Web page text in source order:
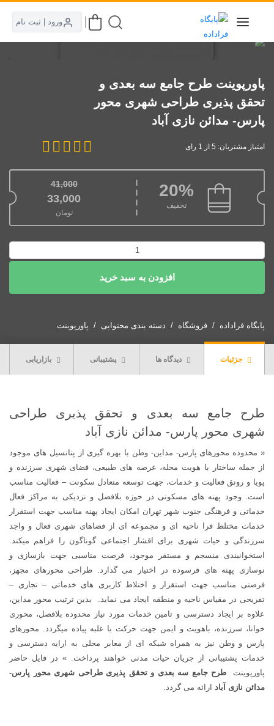
ورود | ثبت نام
پاورپوینت طرح جامع سه بعدی و
تحقق پذیری طراحی شهری محور
پارس- مدائن نازی آباد
امتیاز مشتریان: 5 از 1 رای
20%
تخفیف
41,000
قیمت اصلی: 41,000تومان بود.
33,000
تومان
قیمت فعلی: 33,000تومان.
طرح
سه
طراحی
پارس-
نازی
آباد
عدد
افزودن به سبد خرید
پایگاه فراداده فروشگاه دسته بندی محتوایی پاورپوینت
جزئیات دیدگاه ها پشتیبانی بازاریابی
طرح جامع سه بعدی و تحقق پذیری طراحی
شهری محور پارس- مدائن نازی آباد
« محدوده محورهای پارس- مداین- وطن با بهره گیری از پتانسیل های موجود
از جمله ساختار با هویت محله، عرصه های طبیعی، فضای شهری سرزنده و
پویا و رونق فعالیت و خدمات، جهت توسعه متعادل سکونت – فعالیت مناسب
است. وجود پهنه های مسکونی در حوزه بلافصل و نزدیکی به مراکز فعال
خدماتی و فرهنگی جنوب شهر تهران امکان ایجاد پهنه مناسب جهت استقرار
خدمات مختلط فرا ناحیه ای و مجموعه ای از فضاهای شهری فعال و واجد
سرزندگی و حیات شهری برای اقشار اجتماعی گوناگون را فراهم میکند.
استخوانبندی منسجم و مستقر موجود، فرصت مناسبی جهت بازسازی و
نوسازی پهنه های فرسوده در اختیار می گذارد. طراحی محورهای مجهز،
فرصتی مناسب جهت استقرار و اختلاط کاربری های خدماتی – تجاری –
تفریحی در مقیاس ناحیه و منطقه ایجاد می نماید. بدین ترتیب محور مداین،
علاوه بر ایجاد دسترسی و تامین خدمات مورد نیاز محدوده بلافصل، محوری
خوانا، سرزنده، باهویت و ایمن جهت حرکت با غلبه پیاده میگردد. محورهای
پارس و وطن نیز به همراه شبکه ای از معابر محلی به ارایه دسترسی و
خدمات پشتیبانی از جریان حیات مدنی خواهند پرداخت. » در فایل حاضر
پاورپوینت
طرح جامع سه بعدی و تحقق پذیری طراحی شهری محور پارس-
مدائن نازی آباد ارائه می گردد.